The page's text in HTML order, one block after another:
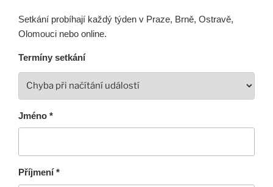
Setkání probíhají každý týden v Praze, Brně, Ostravě,
Olomouci nebo online.
Termíny setkání
Jméno *
Příjmení *